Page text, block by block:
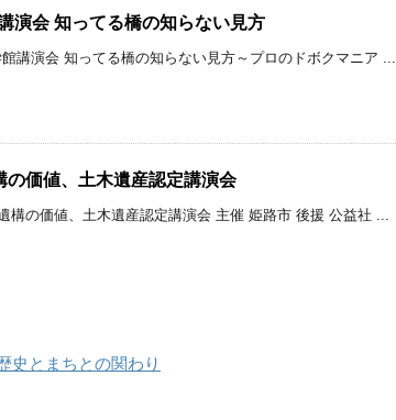
演会 知ってる橋の知らない見方
講演会 知ってる橋の知らない見方～プロのドボクマニア ...
の価値、土木遺産認定講演会
構の価値、土木遺産認定講演会 主催 姫路市 後援 公益社 ...
史とまちとの関わり